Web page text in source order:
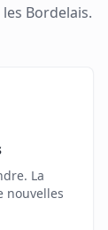
Bordelais.
La
nouvelles